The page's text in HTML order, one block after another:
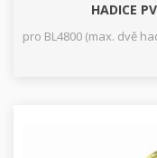
HADICE
pro BL4800 (max. dvě